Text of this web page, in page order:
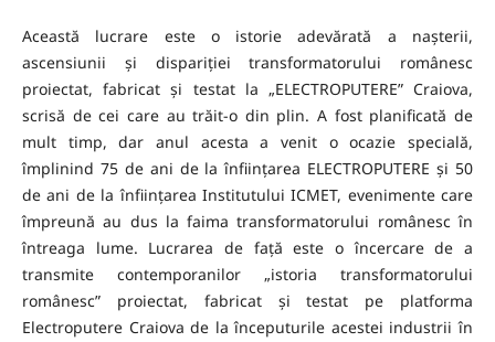
Această lucrare este o istorie adevărată a nașterii,
ascensiunii și dispariției transformatorului românesc
proiectat, fabricat și testat la „ELECTROPUTERE” Craiova,
scrisă de cei care au trăit-o din plin. A fost planificată de
mult timp, dar anul acesta a venit o ocazie specială,
împlinind 75 de ani de la înființarea ELECTROPUTERE și 50
de ani de la înființarea Institutului ICMET, evenimente care
împreună au dus la faima transformatorului românesc în
întreaga lume. Lucrarea de față este o încercare de a
transmite contemporanilor „istoria transformatorului
românesc” proiectat, fabricat și testat pe platforma
Electroputere Craiova de la începuturile acestei industrii în